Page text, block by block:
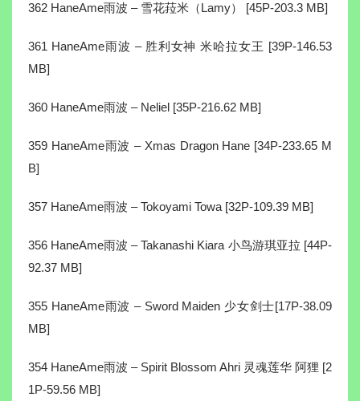
362 HaneAme雨波 – 雪花菈米（Lamy） [45P-203.3 MB]
361 HaneAme雨波 – 胜利女神 米哈拉女王 [39P-146.53
MB]
360 HaneAme雨波 – Neliel [35P-216.62 MB]
359 HaneAme雨波 – Xmas Dragon Hane [34P-233.65 M
B]
357 HaneAme雨波 – Tokoyami Towa [32P-109.39 MB]
356 HaneAme雨波 – Takanashi Kiara 小鸟游琪亚拉 [44P-
92.37 MB]
355 HaneAme雨波 – Sword Maiden 少女剑士[17P-38.09
MB]
354 HaneAme雨波 – Spirit Blossom Ahri 灵魂莲华 阿狸 [2
1P-59.56 MB]